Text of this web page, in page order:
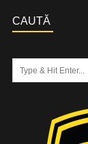
CAUTĂ